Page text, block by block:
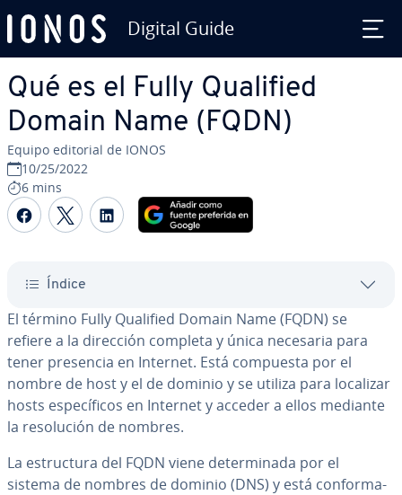
Digital Guide
Qué es el Fully Qualified
Domain Name (FQDN)
Equipo editorial de IONOS
10/25/2022
6 mins
Compartir Facebook
Compartir Twitter
Compartir LinkedIn
Índice
El término Fully Qualified Domain Name (FQDN) se
refiere a la dirección completa y única necesaria para
tener presencia en Internet. Está compuesta por el
nombre de host y el de dominio y se utiliza para localizar
hosts es­pe­cí­fi­cos en Internet y acceder a ellos mediante
la re­so­lu­ción de nombres.
La es­tru­c­tu­ra del FQDN viene de­te­r­mi­na­da por el
sistema de nombres de dominio (DNS) y está co­n­fo­r­ma­